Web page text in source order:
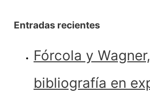
Entradas recientes
Fórcola y
bibliografía en